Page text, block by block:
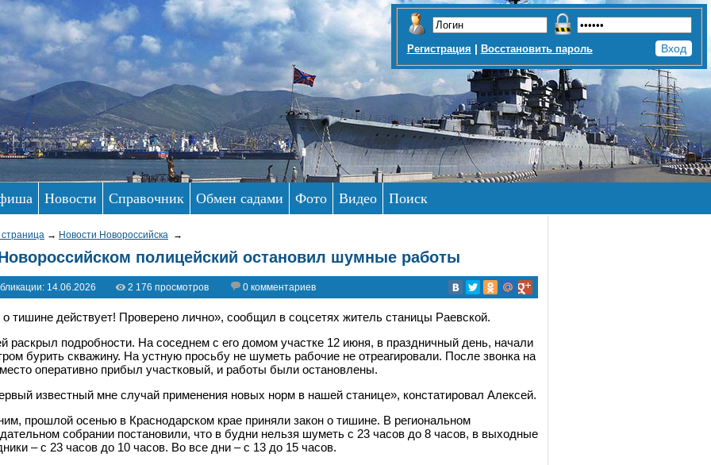
Регистрация | Восстановить пароль
Новости Справочник Обмен садами Фото Видео Поиск
→ Новости Новороссийска →
полицейский остановил шумные работы
14.06.2026 2 176 просмотров 0 комментариев
о тишине действует! Проверено лично», сообщил в соцсетях житель станицы Раевской.
раскрыл подробности. На соседнем с его домом участке 12 июня, в праздничный день, начали
бурить скважину. На устную просьбу не шуметь рабочие не отреагировали. После звонка на
оперативно прибыл участковый, и работы были остановлены.
известный мне случай применения новых норм в нашей станице», констатировал Алексей.
прошлой осенью в Краснодарском крае приняли закон о тишине. В региональном
собрании постановили, что в будни нельзя шуметь с 23 часов до 8 часов, в выходные
– с 23 часов до 10 часов. Во все дни – с 13 до 15 часов.